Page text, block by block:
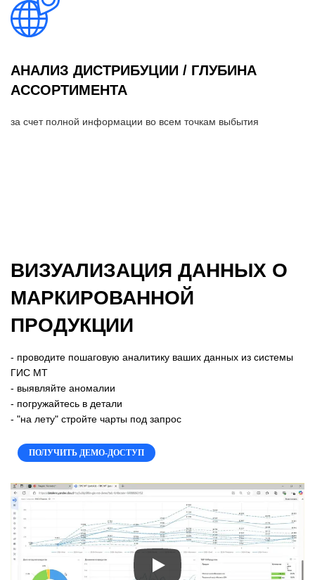
АНАЛИЗ ДИСТРИБУЦИИ / ГЛУБИНА
АССОРТИМЕНТА
за счет полной информации во всем точкам выбытия
ВИЗУАЛИЗАЦИЯ ДАННЫХ О
МАРКИРОВАННОЙ
ПРОДУКЦИИ
- проводите пошаговую аналитику ваших данных из системы
ГИС МТ
- выявляйте аномалии
- погружайтесь в детали
- "на лету" стройте чарты под запрос
ПОЛУЧИТЬ ДЕМО-ДОСТУП